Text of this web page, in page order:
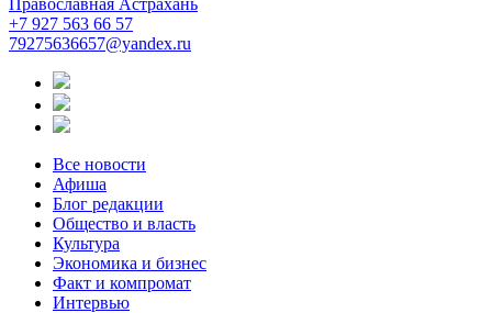
Православная Астрахань
+7 927 563 66 57
79275636657@yandex.ru
Все новости
Афиша
Блог редакции
Общество и власть
Культура
Экономика и бизнес
Факт и компромат
Интервью